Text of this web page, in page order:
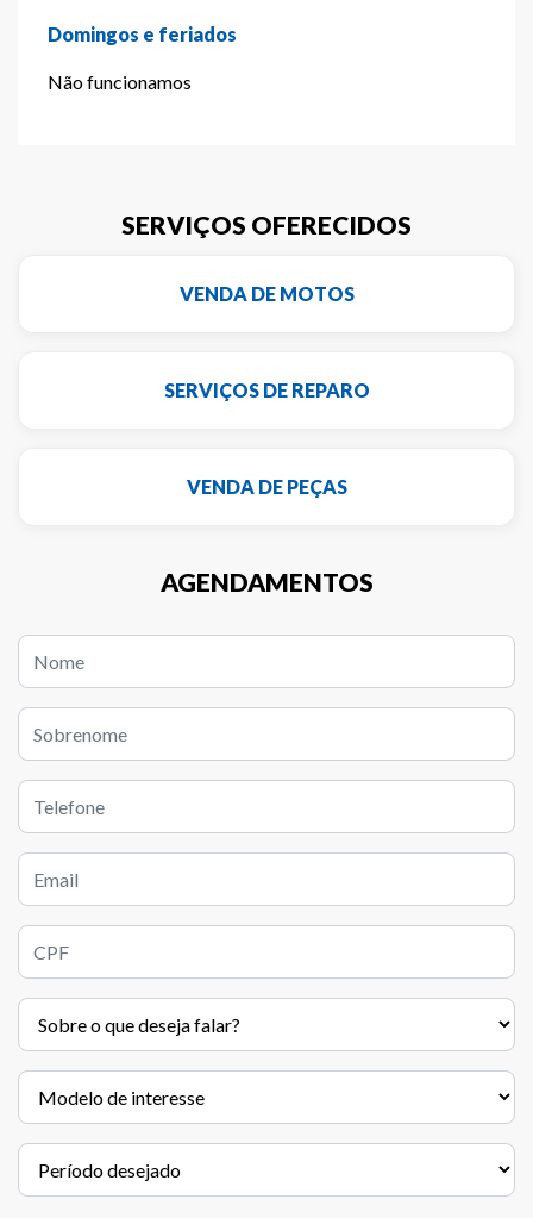
Domingos e feriados
Não funcionamos
SERVIÇOS OFERECIDOS
VENDA DE MOTOS
SERVIÇOS DE REPARO
VENDA DE PEÇAS
AGENDAMENTOS